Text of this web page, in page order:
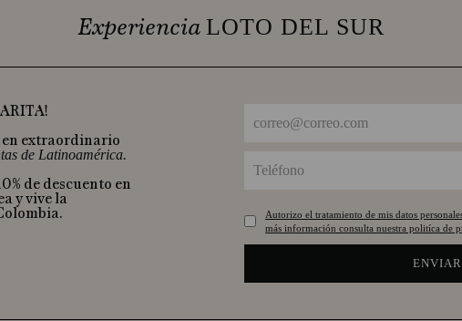
Experiencia LOTO DEL SUR
extraordinario
de Latinoamérica.
de descuento en
y vive la
Autorizo el tratamiento de mis datos
más información consulta nuestra politíca de
ENVIAR